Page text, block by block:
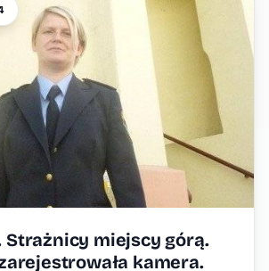
Strażnicy miejscy górą.
kamera.